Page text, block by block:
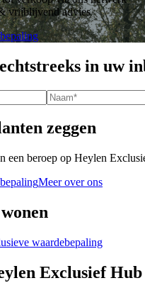
vrijblijvend advies
in uw
zeggen
een beroep op Heylen
Meer over ons
waardebepaling
Exclusief